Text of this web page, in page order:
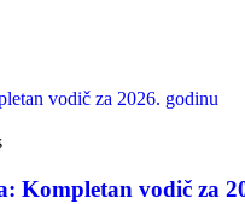
Kompletan vodič za